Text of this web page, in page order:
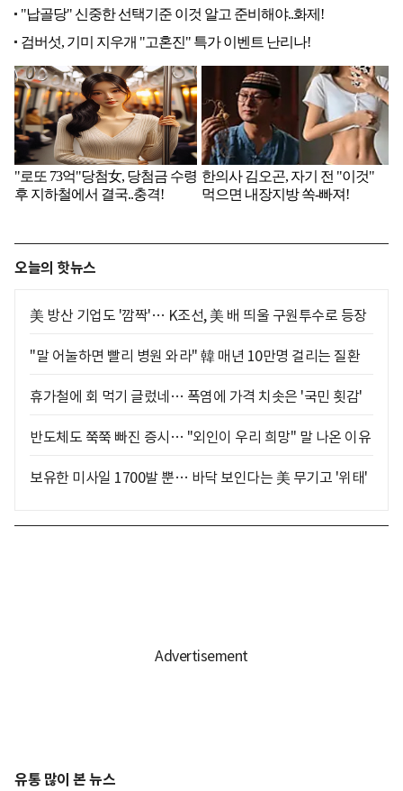
오늘의 핫뉴스
美 방산 기업도 '깜짝'… K조선, 美 배 띄울 구원투수로 등장
"말 어눌하면 빨리 병원 와라" 韓 매년 10만명 걸리는 질환
휴가철에 회 먹기 글렀네… 폭염에 가격 치솟은 '국민 횟감'
반도체도 쭉쭉 빠진 증시… "외인이 우리 희망" 말 나온 이유
보유한 미사일 1700발 뿐… 바닥 보인다는 美 무기고 '위태'
유통 많이 본 뉴스